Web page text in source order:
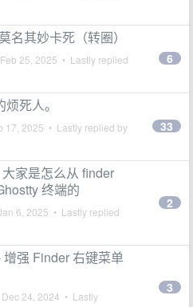
名其妙卡死（转圈）
Feb 25, 2025 • Lastly replied
6
死人。
17, 2025 • Lastly replied by 33
家是怎么从 finder
终端的
6, 2025 • Lastly replied
2
强 Finder 右键菜单
Dec 24, 2024 • Lastly
3